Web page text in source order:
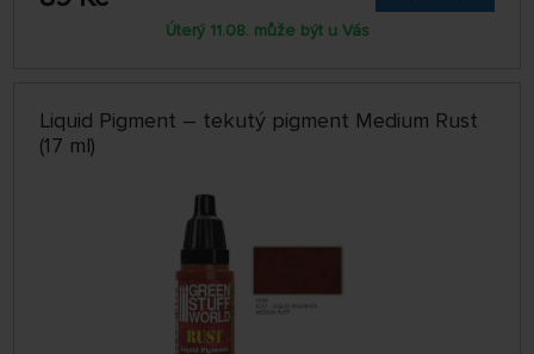
Úterý 11.08. může být u Vás
Liquid Pigment – tekutý pigment Medium Rust
(17 ml)